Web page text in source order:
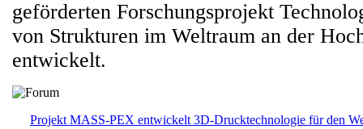
geförderten Forschungsprojekt
von Strukturen im Weltraum an der
entwickelt.
Projekt MASS-PEX entwickelt 3D-Drucktechnologie für den